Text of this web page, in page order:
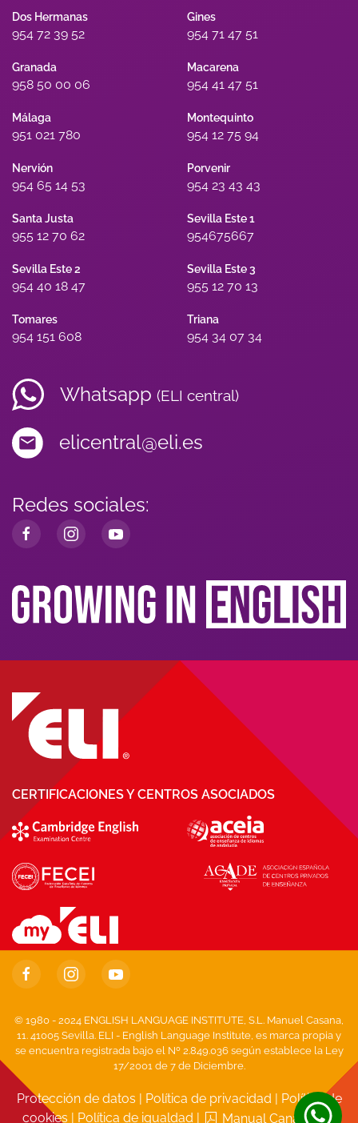
Dos Hermanas
954 72 39 52
Gines
954 71 47 51
Granada
958 50 00 06
Macarena
954 41 47 51
Málaga
951 021 780
Montequinto
954 12 75 94
Nervión
954 65 14 53
Porvenir
954 23 43 43
Santa Justa
955 12 70 62
Sevilla Este 1
954675667
Sevilla Este 2
954 40 18 47
Sevilla Este 3
955 12 70 13
Tomares
954 151 608
Triana
954 34 07 34
Whatsapp (ELI central)
elicentral@eli.es
Redes sociales:
CERTIFICACIONES Y CENTROS ASOCIADOS
© 1980 - 2024 ENGLISH LANGUAGE INSTITUTE, S.L. Manuel Casana,
11. 41005 Sevilla. ELI - English Language Institute, es marca propia y
se encuentra registrada bajo el Nº 2.849.036 según establece la Ley
17/2001 de 7 de Diciembre.
Protección de datos Política de privacidad
Política de
cookies
Política de igualdad Manual Canal Ético